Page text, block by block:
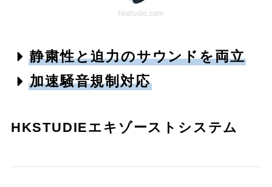
静粛性と迫力のサウンドを両立
加速騒音規制対応
HKSTUDIEエキゾーストシステム